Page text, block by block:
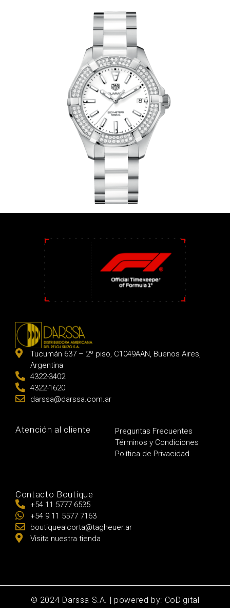
Tucumán 637 – 2º piso, C1049AAN, Buenos Aires,
Argentina
4322-3402
4322-1620
darssa@darssa.com.ar
Atención al cliente
Preguntas Frecuentes
Términos y Condiciones
Política de Privacidad
Contacto Boutique
+54 11 5777 6535
+54 9 11 5577 7163
boutiquealcorta@tagheuer.ar
Visita nuestra tienda
© 2024 Darssa S.A. | powered by: CoDigital